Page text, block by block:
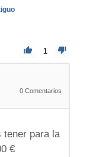
1
0 Comentarios
tener para la
€